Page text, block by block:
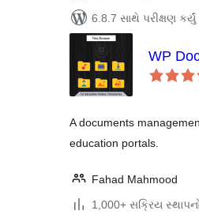
6.8.7 સાથે પરીક્ષણ
WP
A documents
education portals.
Fahad Mahmood
1,000+ સક્રિય સ્થાપનો